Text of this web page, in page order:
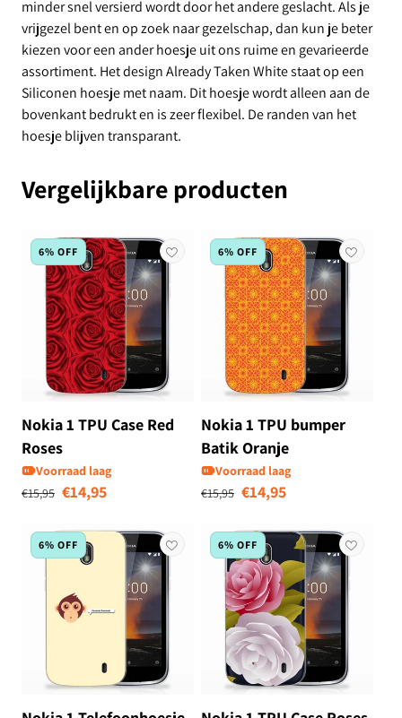
minder snel versierd wordt door het andere geslacht. Als je
vrijgezel bent en op zoek naar gezelschap, dan kun je beter
kiezen voor een ander hoesje uit ons ruime en gevarieerde
assortiment. Het design Already Taken White staat op een
Siliconen hoesje met naam. Dit hoesje wordt alleen aan de
bovenkant bedrukt en is zeer flexibel. De randen van het
hoesje blijven transparant.
Vergelijkbare producten
6% OFF
Nokia 1 TPU Case Red
Roses
Voorraad laag
Normale prijs
€15,95 Aanbiedingsprijs
€14,95
6% OFF
Nokia 1 TPU bumper
Batik Oranje
Voorraad laag
Normale prijs
€15,95 €14,95
6% OFF 6% OFF